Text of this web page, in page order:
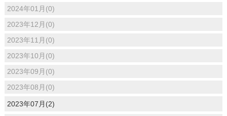
2024年01月(0)
2023年12月(0)
2023年11月(0)
2023年10月(0)
2023年09月(0)
2023年08月(0)
2023年07月(2)